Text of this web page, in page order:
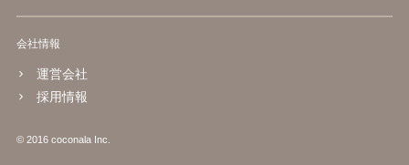
会社情報
運営会社
採用情報
© 2016 coconala Inc.